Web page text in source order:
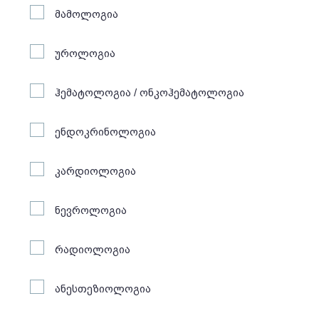
მამოლოგია
უროლოგია
ჰემატოლოგია / ონკოჰემატოლოგია
ენდოკრინოლოგია
კარდიოლოგია
ნევროლოგია
რადიოლოგია
ანესთეზიოლოგია